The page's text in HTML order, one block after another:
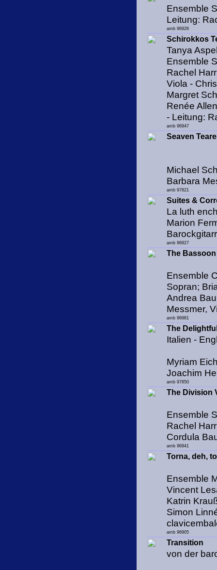
Ensemble
Leitung:
amb 96926
Schirokkos
Tanya
Ensemble
Rachel
Viola -
Margret
Renée
- Leitung:
amb 96947
Seaven
Michael
Barbara
amb 97821
Suites &
La luth
Marion
amb 96927
The
Ensemble
Sopran;
Andrea
Messmer,
amb 96981
The
Italien -
Myriam
Joachim
amb 97850
The Division
Ensemble
Rachel
Cordula
amb 96941
Torna, deh,
Ensemble
Vincent
Katrin
Simon
amb 96905
Transition
von der